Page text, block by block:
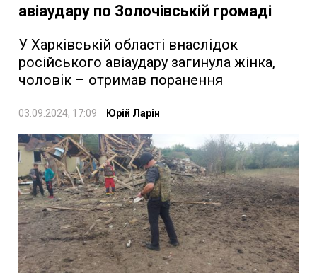
авіаудару по Золочівській громаді
У Харківській області внаслідок
російського авіаудару загинула жінка,
чоловік – отримав поранення
03.09.2024, 17:09 Юрій Ларін